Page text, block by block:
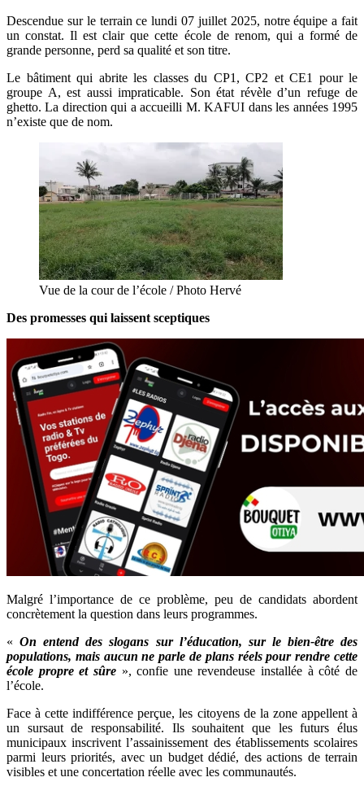
Descendue sur le terrain ce lundi 07 juillet 2025, notre équipe a fait
un constat. Il est clair que cette école de renom, qui a formé de
grande personne, perd sa qualité et son titre.
Le bâtiment qui abrite les classes du CP1, CP2 et CE1 pour le
groupe A, est aussi impraticable. Son état révèle d’un refuge de
ghetto. La direction qui a accueilli M. KAFUI dans les années 1995
n’existe que de nom.
Vue de la cour de l’école / Photo Hervé
Des promesses qui laissent sceptiques
Malgré l’importance de ce problème, peu de candidats abordent
concrètement la question dans leurs programmes.
«On entend des slogans sur l’éducation, sur le bien-être des
populations, mais aucun ne parle de plans réels pour rendre cette
école propre et sûre», confie une revendeuse installée à côté de
l’école.
Face à cette indifférence perçue, les citoyens de la zone appellent à
un sursaut de responsabilité. Ils souhaitent que les futurs élus
municipaux inscrivent l’assainissement des établissements scolaires
parmi leurs priorités, avec un budget dédié, des actions de terrain
visibles et une concertation réelle avec les communautés.